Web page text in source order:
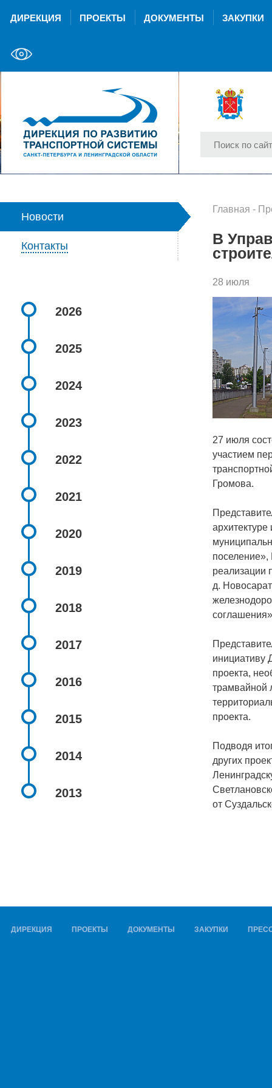
ДИРЕКЦИЯ ПРОЕКТЫ ДОКУМЕНТЫ ЗАКУПКИ
Новости
Контакты
2026
2025
2024
2023
2022
2021
2020
2019
2018
2017
2016
2015
2014
2013
Главная -
В
28 июля
27 июля
участием
Громова.
реализации
д.
инициативу
проекта,
трамвайной
проекта.
Подводя
других
от
ДИРЕКЦИЯ ПРОЕКТЫ ДОКУМЕНТЫ ЗАКУПКИ